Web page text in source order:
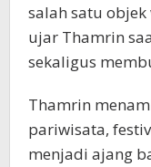
salah satu objek
ujar Thamrin
sekaligus
Thamrin
pariwisata,
menjadi ajang